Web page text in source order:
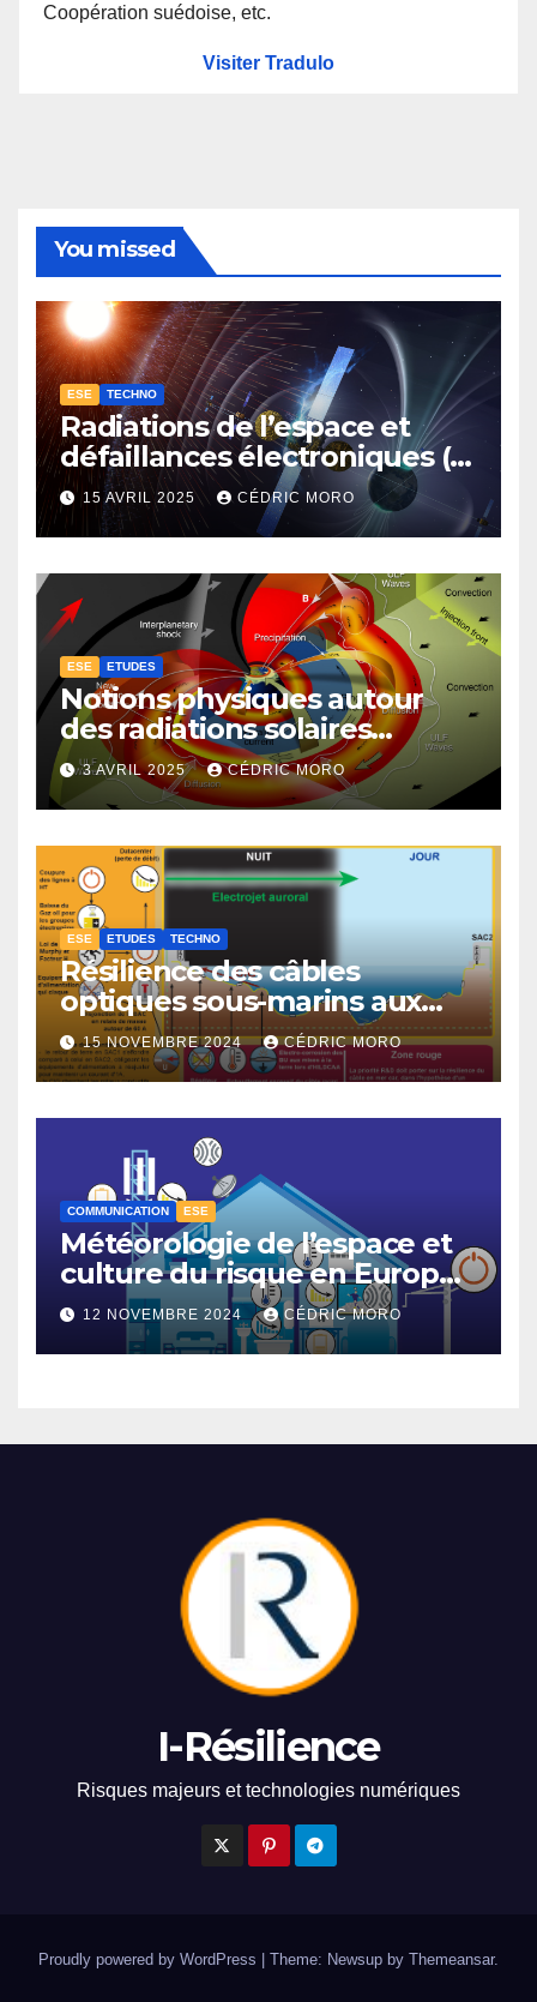
Coopération suédoise, etc.
Visiter Tradulo
You missed
ESE TECHNO
Radiations de l’espace et
défaillances électroniques (1-
4-3-1)
15 AVRIL 2025 CÉDRIC MORO
ESE ETUDES
Notions physiques autour
des radiations solaires
extrêmes (1-4-1)
3 AVRIL 2025 CÉDRIC MORO
ESE ETUDES TECHNO
Résilience des câbles
optiques sous-marins aux
tempêtes géomagnétiques
majeures 3-3
15 NOVEMBRE 2024 CÉDRIC MORO
COMMUNICATION ESE
Météorologie de l’espace et
culture du risque en Europe –
3-112 NOVEMBRE 2024 CÉDRIC MORO
I-Résilience
Risques majeurs et technologies numériques
Proudly powered by WordPress Theme: Newsup by Themeansar.